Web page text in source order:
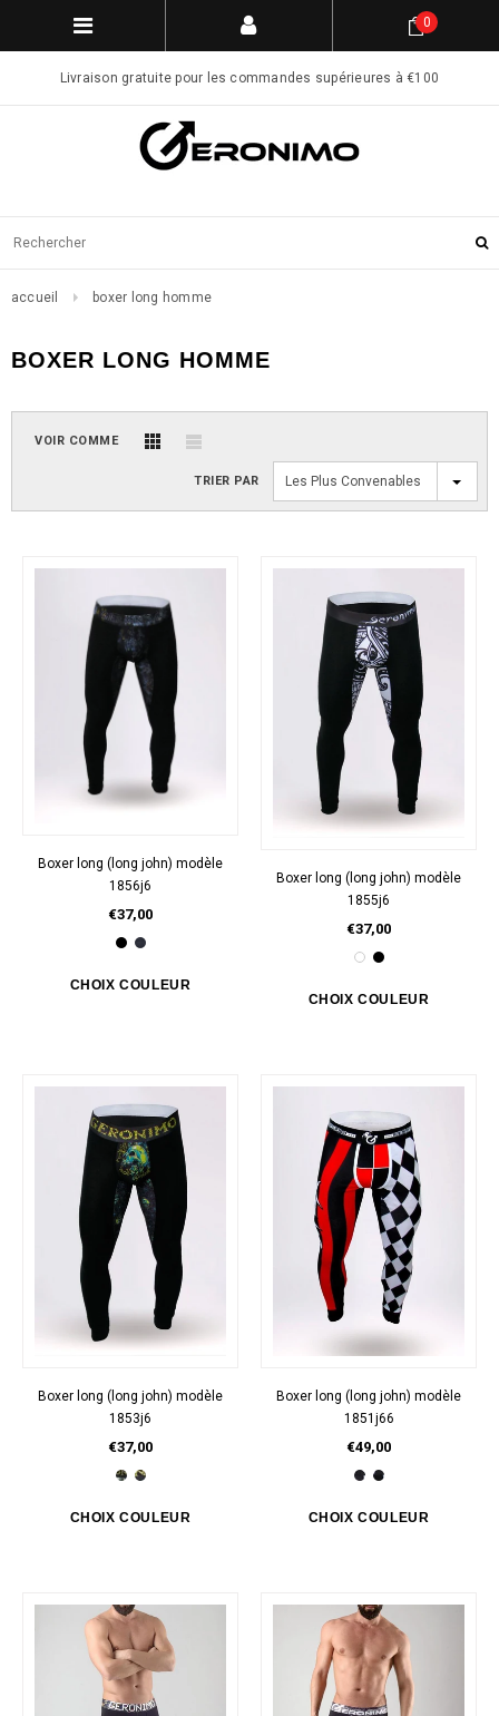
Livraison gratuite pour les commandes supérieures à €100
0
accueil boxer long homme
BOXER LONG HOMME
VOIR COMME
TRIER PAR Les Plus Convenables
Boxer long (long john) modèle
1856j6
€37,00
Boxer long (long john) modèle
1855j6
€37,00
Boxer long (long john) modèle
1853j6
€37,00
Boxer long (long john) modèle
1851j66
€49,00